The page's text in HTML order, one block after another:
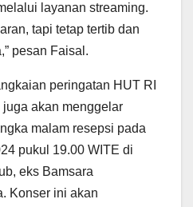
layanan streaming.
tapi tetap tertib dan
pesan Faisal.
peringatan HUT RI
akan menggelar
malam resepsi pada
pukul 19.00 WITE di
eks Bamsara
Konser ini akan